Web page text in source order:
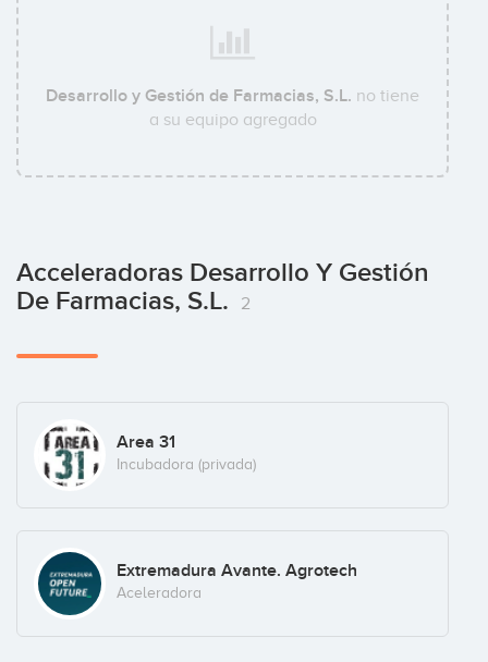
Desarrollo y Gestión de Farmacias, S.L. no tiene
a su equipo agregado
Acceleradoras Desarrollo Y Gestión
De Farmacias, S.L.
2
Area 31
Incubadora (privada)
Extremadura Avante. Agrotech
Aceleradora